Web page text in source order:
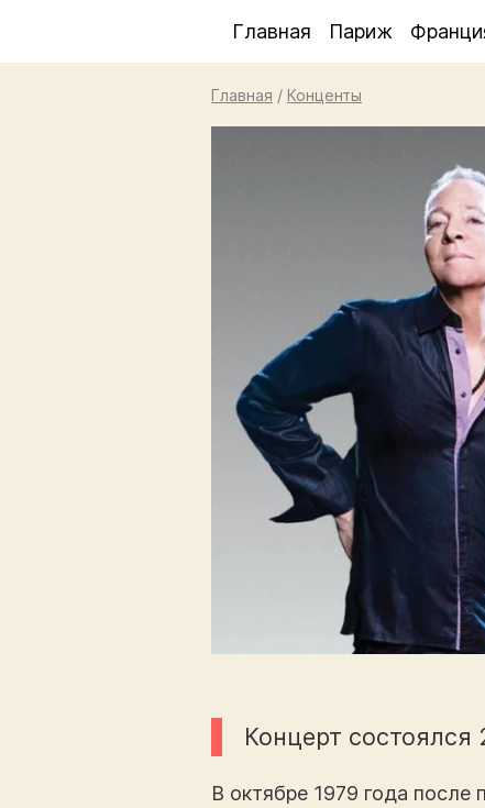
Главная Париж
Главная / Конценты
Концерт
В октябре 1979 года после